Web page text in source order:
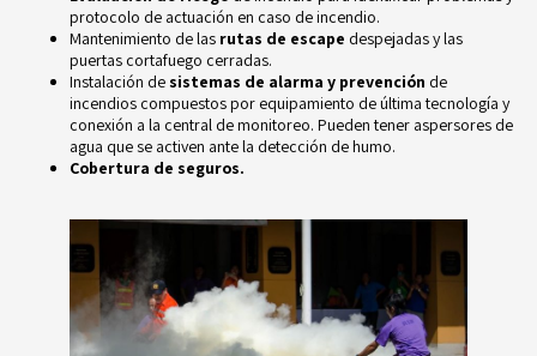
protocolo de actuación en caso de incendio.
Mantenimiento de las rutas de escape despejadas y las
puertas cortafuego cerradas.
Instalación de sistemas de alarma y prevención de
incendios compuestos por equipamiento de última tecnología y
conexión a la central de monitoreo. Pueden tener aspersores de
agua que se activen ante la detección de humo.
Cobertura de seguros.